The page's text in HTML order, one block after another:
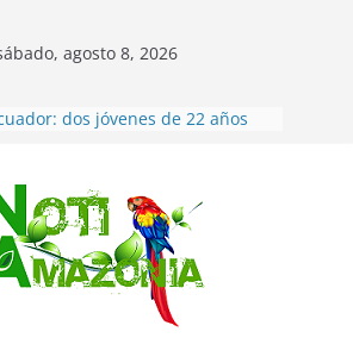
agosto 8, 2026
presunto sicariato en cantón
fueron encontrados
en Puerto lopez
a 34 años de prisión a
en caso de Alison,
de Tena
el arquero sensación de
Verde, ya llegó para